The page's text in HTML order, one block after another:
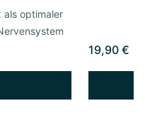
als optimaler
19,90 €